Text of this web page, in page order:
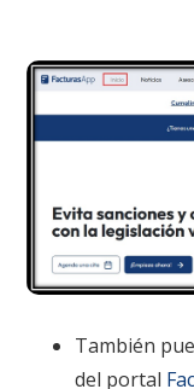
También
del portal